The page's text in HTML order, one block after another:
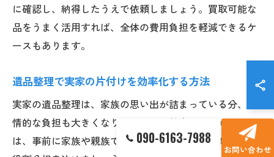
に確認し、納得したうえで依頼しましょう。買取可能な
品をうまく活用すれば、全体の費用負担を軽減できるケ
ースもあります。
遺品整理で実家の片付けを効率化する方法
実家の遺品整理は、家族の思い出が詰まっている分、感
情的な負担も大きくなりがちです。効率よく進めるに
は、事前に家族や親族で整理方針を共有し、作業日程や
090-6163-7988
お問い合わせ